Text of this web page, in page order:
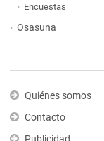
Encuestas
Osasuna
Quiénes somos
Contacto